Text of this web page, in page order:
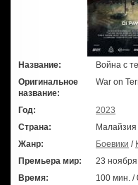
Название:
Война с
Оригинальное
название:
War on
Год:
2023
Страна:
Малайзия
Жанр:
Боевики /
Премьера мир:
23
Время:
100 мин. /